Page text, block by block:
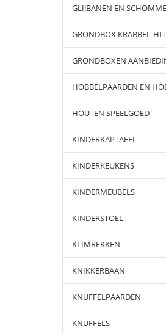
GLIJBANEN EN
GRONDBOX KRABBEL-HIT
GRONDBOXEN
HOBBELPAARDEN EN
HOUTEN SPEELGOED
KINDERKAPTAFEL
KINDERKEUKENS
KINDERMEUBELS
KINDERSTOEL
KLIMREKKEN
KNIKKERBAAN
KNUFFELPAARDEN
KNUFFELS